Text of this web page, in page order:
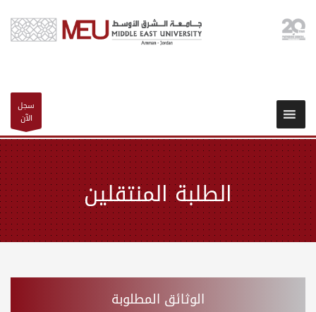
سجل
الآن
الطلبة المنتقلين
الوثائق المطلوبة